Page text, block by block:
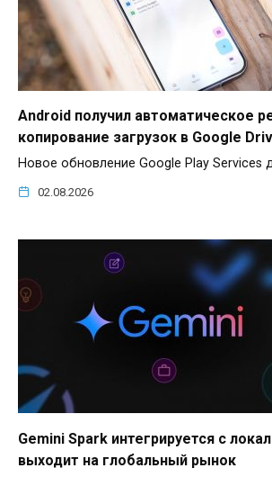
Android получил автоматическое
копирование загрузок в Google
Новое обновление Google Play Services
02.08.2026
Gemini Spark интегрируется с
выходит на глобальный рынок